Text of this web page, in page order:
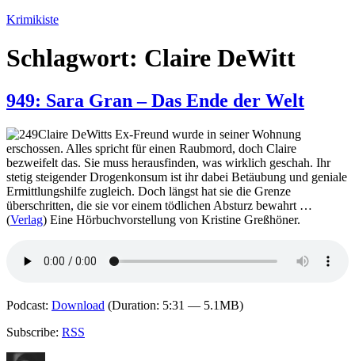
Zum
springen
Krimikiste
Schlagwort: Claire DeWitt
949: Sara Gran – Das Ende der Welt
Claire DeWitts Ex-Freund wurde in seiner Wohnung
erschossen. Alles spricht für einen Raubmord, doch Claire
bezweifelt das. Sie muss herausfinden, was wirklich geschah. Ihr
stetig steigender Drogenkonsum ist ihr dabei Betäubung und geniale
Ermittlungshilfe zugleich. Doch längst hat sie die Grenze
überschritten, die sie vor einem tödlichen Absturz bewahrt …
(Verlag) Eine Hörbuchvorstellung von Kristine Greßhöner.
Podcast: Download (Duration: 5:31 — 5.1MB)
Subscribe: RSS